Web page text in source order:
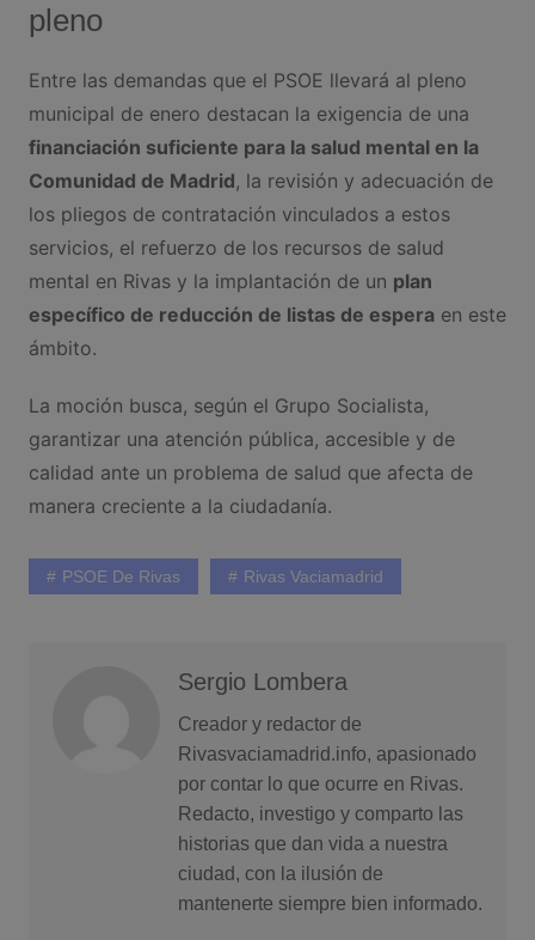
pleno
Entre las demandas que el PSOE llevará al pleno
municipal de enero destacan la exigencia de una
financiación suficiente para la salud mental en la
Comunidad de Madrid, la revisión y adecuación de
los pliegos de contratación vinculados a estos
servicios, el refuerzo de los recursos de salud
mental en Rivas y la implantación de un plan
específico de reducción de listas de esperaen este
ámbito.
La moción busca, según el Grupo Socialista,
garantizar una atención pública, accesible y de
calidad ante un problema de salud que afecta de
manera creciente a la ciudadanía.
PSOE De Rivas Rivas Vaciamadrid
Sergio Lombera
Creador y redactor de
Rivasvaciamadrid.info, apasionado
por contar lo que ocurre en Rivas.
Redacto, investigo y comparto las
historias que dan vida a nuestra
ciudad, con la ilusión de
mantenerte siempre bien informado.